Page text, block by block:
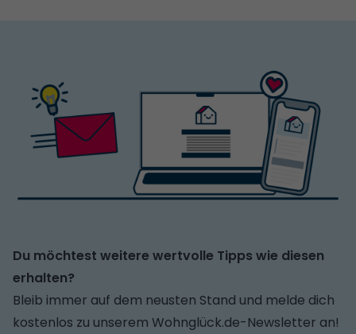
Du möchtest weitere wertvolle Tipps wie diesen
erhalten?
Bleib immer auf dem neusten Stand und melde dich
kostenlos zu unserem Wohnglück.de-Newsletter an!